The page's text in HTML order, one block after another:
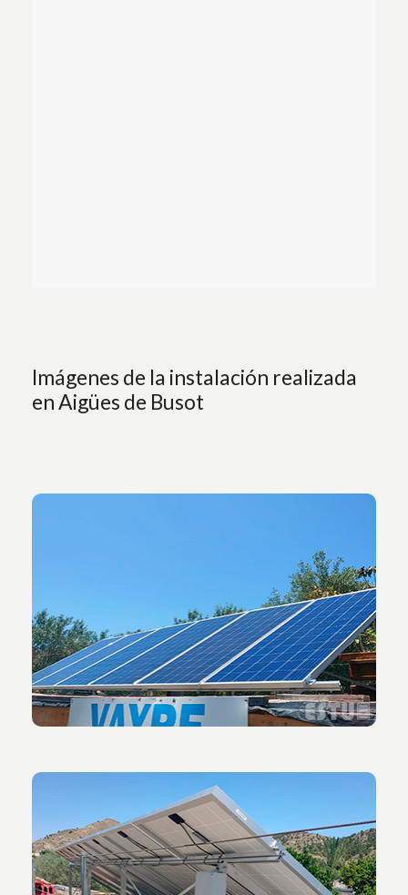
Imágenes de la instalación realizada
en Aigües de Busot
Vista de los paneles solares instalados en la
instalación realizada en la parcela de Aigües de
Busot.
Vista trasera de los paneles solares de energía